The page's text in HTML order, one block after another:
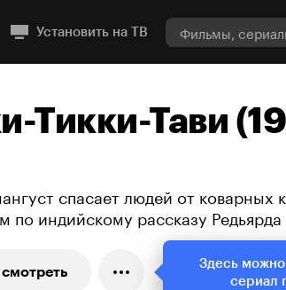
Установить на ТВ
Тикки-Тави
спасает людей от коварных
по индийскому рассказу
Здесь
сериал